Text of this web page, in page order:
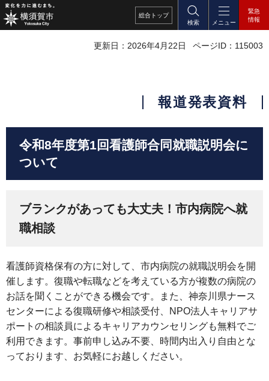
総合 トップ
検索
メニュー
緊急
情報
更新日：2026年4月22日 ページID：115003
報道発表資料
令和8年度第1回看護師合同就職説明会に
ついて
ブランクがあっても大丈夫！市内病院へ就
職相談
看護師資格保有の方に対して、市内病院の就職説明会を開
催します。復職や転職などを考えている方が複数の病院の
お話を聞くことができる機会です。また、神奈川県ナース
センターによる復職研修や相談受付、NPO法人キャリアサ
ポートの相談員によるキャリアカウンセリングも無料でご
利用できます。事前申し込み不要、時間内出入り自由とな
っております、お気軽にお越しください。